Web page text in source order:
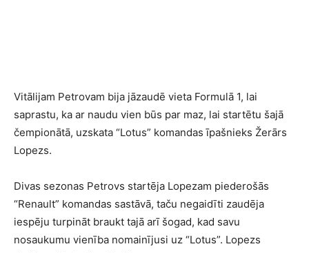
Vitālijam Petrovam bija jāzaudē vieta Formulā 1, lai
saprastu, ka ar naudu vien būs par maz, lai startētu šajā
čempionātā, uzskata “Lotus” komandas īpašnieks Žerārs
Lopezs.
Divas sezonas Petrovs startēja Lopezam piederošās
“Renault” komandas sastāvā, taču negaidīti zaudēja
iespēju turpināt braukt tajā arī šogad, kad savu
nosaukumu vienība nomainījusi uz “Lotus”. Lopezs